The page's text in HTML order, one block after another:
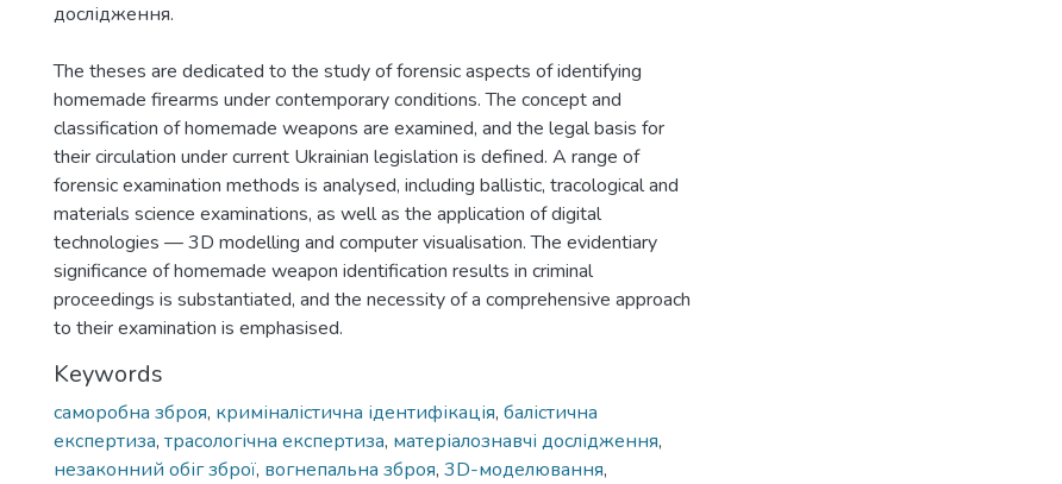
дослідження.
The theses are dedicated to the study of forensic aspects of identifying
homemade firearms under contemporary conditions. The concept and
classification of homemade weapons are examined, and the legal basis for
their circulation under current Ukrainian legislation is defined. A range of
forensic examination methods is analysed, including ballistic, tracological and
materials science examinations, as well as the application of digital
technologies — 3D modelling and computer visualisation. The evidentiary
significance of homemade weapon identification results in criminal
proceedings is substantiated, and the necessity of a comprehensive approach
to their examination is emphasised.
Keywords
саморобна зброя, криміналістична ідентифікація, балістична
експертиза, трасологічна експертиза, матеріалознавчі дослідження,
незаконний обіг зброї, вогнепальна зброя, 3D-моделювання,